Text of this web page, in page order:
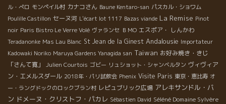
ル・ぺロ モンペイル村 カナコさん Baune Kentaro-san パスカル・ショワム
Poulille Castillon セーヌ河 L'écart lot 1117 Bazas viande La Remise Pinot
noir Paris Bistro Le Verre Volé ヴァランセ ＢＭО エスポア・ しんかわ
Teradanonke Mas Lau Blanc St Jean de la Ginest Andalousie Importateur
Kadowaki Noriko Maruya Gardens Yanagida san Taiwan お好み焼き・きじ
「さんて寛」
Julien Courtois ゴビー リュショット・シャンベルタン ヴィヴィア
ン・エメルスダール 2018年・パリ試飲会 Phenix Visite Paris 東京・恵比寿 オ
ー・ラングドックのロックブラン村 レピュブリック広場 アレキサンドル・バ
ン ドメーヌ・クリストフ・パカレ Sébastien David Séléné Domaine Sylvère